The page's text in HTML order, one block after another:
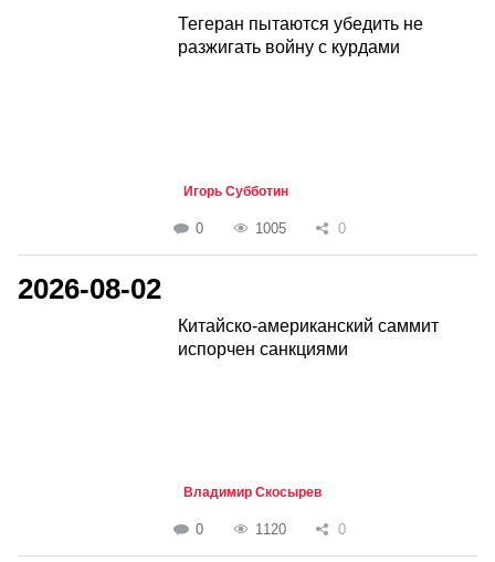
Тегеран пытаются убедить не
разжигать войну с курдами
Игорь Субботин
0 1005 0
2026-08-02
Китайско-американский саммит
испорчен санкциями
Владимир Скосырев
0 1120 0